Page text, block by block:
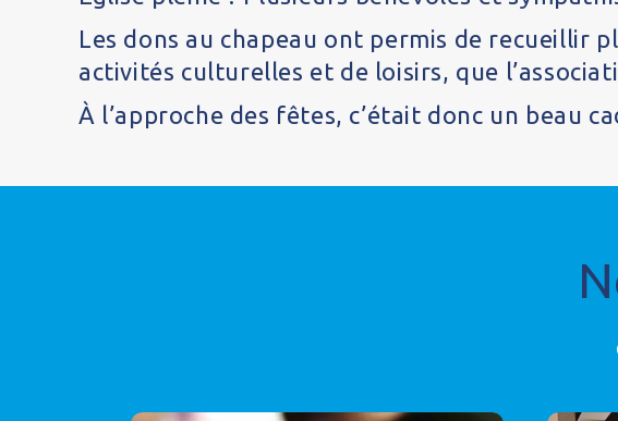
Les dons au chapeau ont permis de recueillir
activités culturelles et de loisirs, que
À l’approche des fêtes, c’était donc un beau